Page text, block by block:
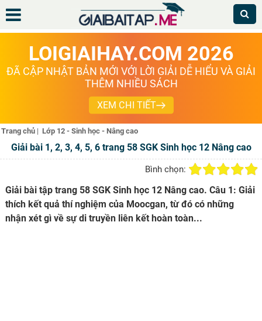
LOIGIAIHAY.COM 2026
ĐÃ CẬP NHẬT BẢN MỚI VỚI LỜI GIẢI DỄ HIỂU VÀ GIẢI
THÊM NHIỀU SÁCH
XEM CHI TIẾT
Trang chủ | Lớp 12 - Sinh học - Nâng cao
Giải bài 1, 2, 3, 4, 5, 6 trang 58 SGK Sinh học 12 Nâng cao
Bình chọn:
Giải bài tập trang 58 SGK Sinh học 12 Nâng cao. Câu 1: Giải
thích kết quả thí nghiệm của Moocgan, từ đó có những
nhận xét gì về sự di truyền liên kết hoàn toàn...